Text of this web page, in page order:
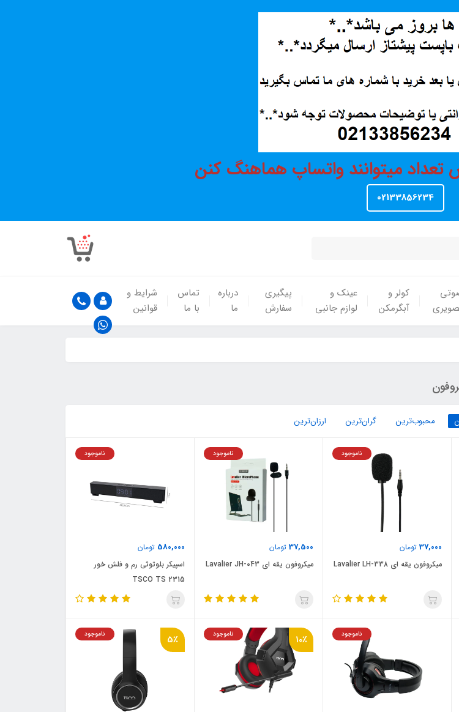
تعداد میتوانند واتساپ هماهنگ کنن
02133856234
کولر و
آبگرمکن
عینک و
لوازم جانبی
پیگیری
سفارش
درباره
ما
تماس
با ما
شرایط و
قوانین
محبوب‌ترین گران‌ترین ارزان‌ترین
37,000 تومان
ناموجود
میکروفون یقه ای Lavalier LH-338
37,500 تومان
ناموجود
میکروفون یقه ای Lavalier JH-043
580,000 تومان
ناموجود
اسپیکر بلوتوثی رم و فلش خور
TSCO TS 2315
ناموجود 10٪ ناموجود 5٪ ناموجود